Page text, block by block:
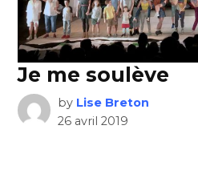
Je me soulève
by Lise Breton
26 avril 2019